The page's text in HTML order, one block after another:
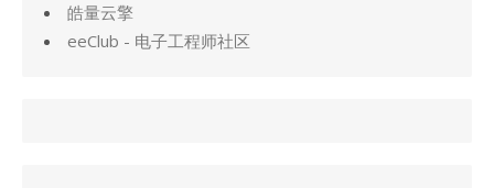
皓量云擎
eeClub - 电子工程师社区